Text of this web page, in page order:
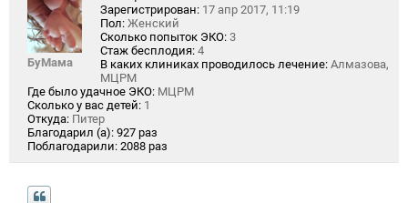
БуМама
Зарегистрирован: 17 апр 2017, 11:19
Пол: Женский
Сколько попыток ЭКО: 3
Стаж бесплодия: 4
В каких клиниках проводилось лечение: Алмазова,
МЦРМ
Где было удачное ЭКО: МЦРМ
Сколько у вас детей: 1
Откуда: Питер
Благодарил (а): 927 раз
Поблагодарили: 2088 раз